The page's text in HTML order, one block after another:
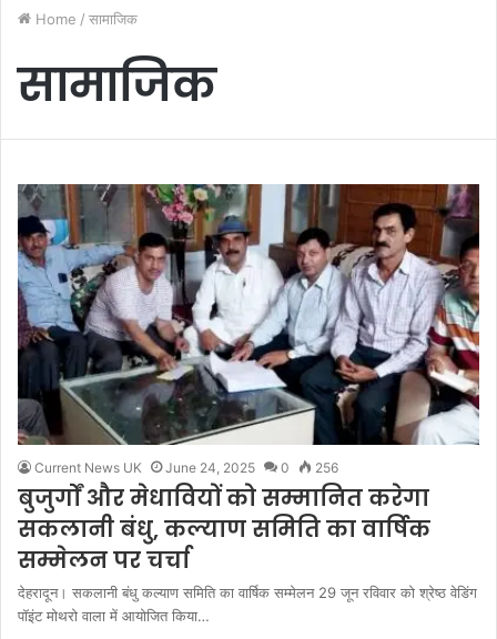
Home / सामाजिक
सामाजिक
Current News UK June 24, 2025 0 256
बुजुर्गों और मेधावियों को सम्मानित करेगा
सकलानी बंधु, कल्याण समिति का वार्षिक
सम्मेलन पर चर्चा
देहरादून। सकलानी बंधु कल्याण समिति का वार्षिक सम्मेलन 29 जून रविवार को श्रेष्ठ वेडिंग
पॉइंट मोथरो वाला में आयोजित किया…